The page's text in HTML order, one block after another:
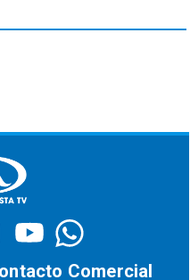
Comercial